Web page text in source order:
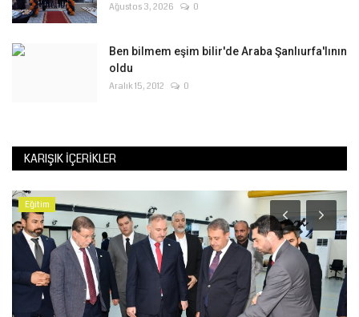
Ağustos 3, 2026 0
Ben bilmem eşim bilir'de Araba Şanlıurfa'lının
oldu
Aralık 15, 2012 0
KARIŞIK İÇERIKLER
Eğitim